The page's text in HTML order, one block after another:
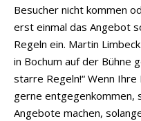
Besucher nicht kommen
erst einmal das Angebot
Regeln ein. Martin
in Bochum auf der Bühne
starre Regeln!“ Wenn
gerne entgegenkommen,
Angebote machen,